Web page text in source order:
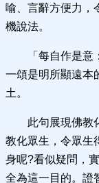
喻、言辭方便力，
機說法。
「每自作是
一頌是明所顯遠本
土。
此句展現佛教
教化眾生，令眾生
身呢?看似疑問，
全為這一目的。證